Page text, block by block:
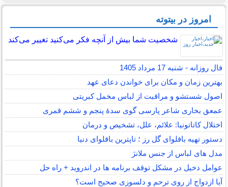
امروز در بیتوته
شخصیت شما بیش از آنچه فکر می‌کنید تغییر می‌کند
فال روزانه - شنبه 17 مرداد 1405
بهترین زمان و مکان برای خواندن دعای عهد
اصول شستشو و مراقبت از لباس مخمل کبریتی
عمعق بخاری شاعر پارسی گوی سدهٔ پنجم و ششم قمری
اختلال کاتاتونیا: علائم، علل، تشخیص و درمان
دستور تهیه باقلوای گل رز ؛ تاپترین باقلوای دنیا
مدل های لباس از جنس ملانژ
عوامل دخیل در مشکل توقف برنامه ها در اندروید + راه حل
آیا ازدواج از روی ترحم و دلسوزی صحیح است؟